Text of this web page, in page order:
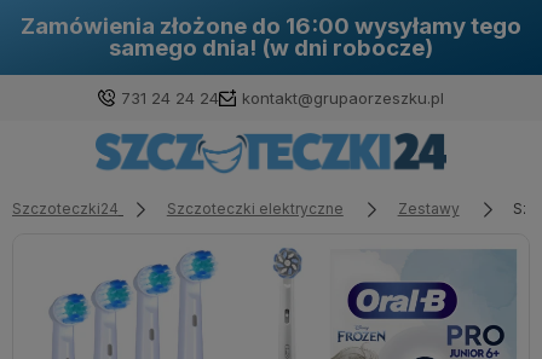
Dokonując zakupu na naszej stronie
otrzymujesz aż 30 dni na zwrot!
731 24 24 24 kontakt@grupaorzeszku.pl
Szczoteczki24 Szczoteczki elektryczne Zestawy